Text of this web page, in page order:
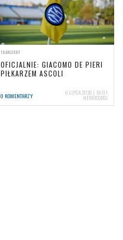
TRANSFERY
OFICJALNIE: GIACOMO DE PIERI
PIŁKARZEM ASCOLI
0 KOMENTARZY 6 LIPCA 2026 | 18:01
NERIOCORSI